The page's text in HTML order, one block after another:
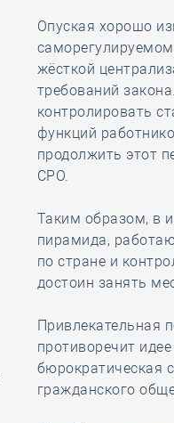
Опуская хорошо
жёсткой
требований
контролировать
функций
продолжить этот
СРО.
Таким образом, в
пирамида,
по стране и
достоин занять
Привлекательная
противоречит
бюрократическая
гражданского